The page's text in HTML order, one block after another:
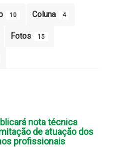
10 Coluna 4
Fotos 15
nota técnica
de atuação dos
profissionais